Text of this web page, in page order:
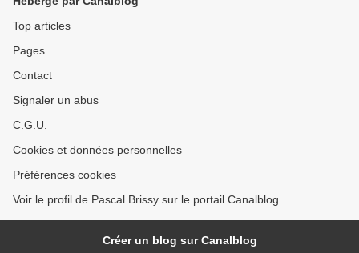
Top articles
Pages
Contact
Signaler un abus
C.G.U.
Cookies et données personnelles
Préférences cookies
Voir le profil de Pascal Brissy sur le portail Canalblog
Créer un blog sur Canalblog